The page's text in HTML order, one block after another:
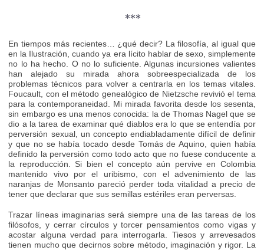
***
En tiempos más recientes… ¿qué decir? La filosofía, al igual que
en la Ilustración, cuando ya era lícito hablar de sexo, simplemente
no lo ha hecho. O no lo suficiente. Algunas incursiones valientes
han alejado su mirada ahora sobreespecializada de los
problemas técnicos para volver a centrarla en los temas vitales.
Foucault, con el método genealógico de Nietzsche revivió el tema
para la contemporaneidad. Mi mirada favorita desde los sesenta,
sin embargo es una menos conocida: la de Thomas Nagel que se
dio a la tarea de examinar qué diablos era lo que se entendía por
perversión sexual, un concepto endiabladamente difícil de definir
y que no se había tocado desde Tomás de Aquino, quien había
definido la perversión como todo acto que no fuese conducente a
la reproducción. Si bien el concepto aún pervive en Colombia
mantenido vivo por el uribismo, con el advenimiento de las
naranjas de Monsanto pareció perder toda vitalidad a precio de
tener que declarar que sus semillas estériles eran perversas.
Trazar líneas imaginarias será siempre una de las tareas de los
filósofos, y cerrar círculos y torcer pensamientos como vigas y
acostar alguna verdad para interrogarla. Tiesos y arrevesados
tienen mucho que decirnos sobre método, imaginación y rigor. La